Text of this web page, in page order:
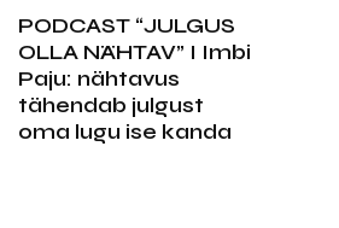
PODCAST “JULGUS
OLLA NÄHTAV” I Imbi
Paju: nähtavus
tähendab julgust
oma lugu ise kanda